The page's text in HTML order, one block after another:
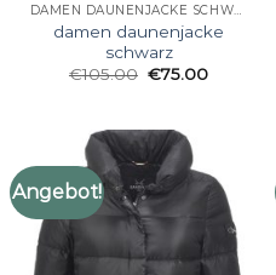
DAMEN DAUNENJACKE SCHWARZ
damen daunenjacke
schwarz
€105.00 €75.00
Angebot!